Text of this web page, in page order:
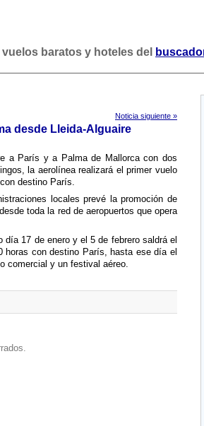
baratos y hoteles del
Noticia siguiente »
desde Lleida-Alguaire
a Parí­s y a Palma de Mallorca con dos
la aerolí­nea realizará el primer vuelo
destino Parí­s.
locales prevé la promoción de
toda la red de aeropuertos que opera
dí­a 17 de enero y el 5 de febrero saldrá el
horas con destino Parí­s, hasta ese dí­a el
comercial y un festival aéreo.